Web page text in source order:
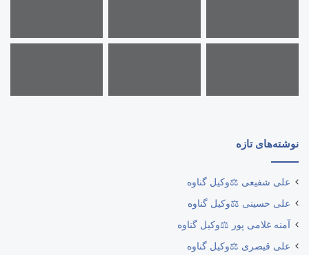
نوشته‌های تازه
علی شفیعی ⚖️وکیل گناوه
علی حسینی ⚖️وکیل گناوه
آمنه غلامی پور ⚖️وکیل گناوه
علی قیصری ⚖️وکیل گناوه